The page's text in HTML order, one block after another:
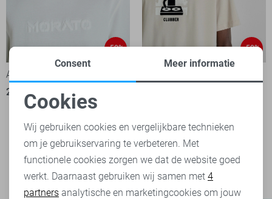
-50%
Antony Morato T-shirt
29,50
-50%
Filter 2
Noodzakelijke cookies
Personalisatie cookies
Analytische cookies
Consent Meer informatie
Cookies
Wij gebruiken cookies en vergelijkbare technieken
om je gebruikservaring te verbeteren. Met
functionele cookies zorgen we dat de website goed
werkt. Daarnaast gebruiken wij samen met 4
partners analytische en marketingcookies om jouw